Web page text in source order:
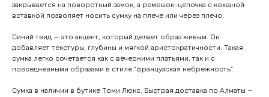
закрывается на поворотный замок, а ремешок-цепочка с кожаной
вставкой позволяет носить сумку на плече или через плечо.
Синий твид — это акцент, который делает образ живым. Он
добавляет текстуры, глубины и мягкой аристократичности. Такая
сумка легко сочетается как с вечерними платьями, так и с
повседневными образами в стиле “французская небрежность”.
Сумка в наличии в бутике Томи Люкс. Быстрая доставка по Алматы —